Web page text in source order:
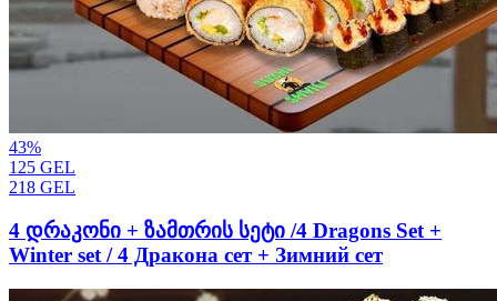
43%
125 GEL
218 GEL
4 დრაკონი + ზამთრის სეტი /4 Dragons Set +
Winter set / 4 Дракона сет + Зимний сет